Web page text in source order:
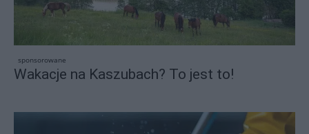
sponsorowane
Wakacje na Kaszubach? To jest to!